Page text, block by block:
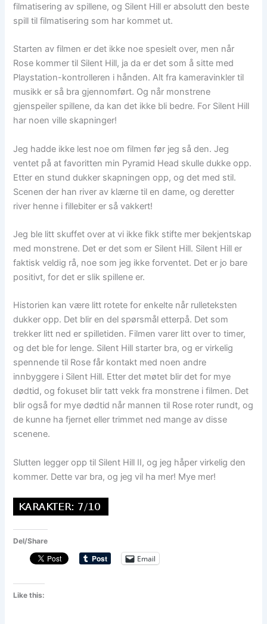
filmatisering av spillene, og Silent Hill er absolutt den beste
spill til filmatisering som har kommet ut.
Starten av filmen er det ikke noe spesielt over, men når
Rose kommer til Silent Hill, ja da er det som å sitte med
Playstation-kontrolleren i hånden. Alt fra kameravinkler til
musikk er så bra gjennomført. Og når monstrene
gjenspeiler spillene, da kan det ikke bli bedre. For Silent Hill
har noen ville skapninger!
Jeg hadde ikke lest noe om filmen før jeg så den. Jeg
ventet på at favoritten min Pyramid Head skulle dukke opp.
Etter en stund dukker skapningen opp, og det med stil.
Scenen der han river av klærne til en dame, og deretter
river henne i fillebiter er så vakkert!
Jeg ble litt skuffet over at vi ikke fikk stifte mer bekjentskap
med monstrene. Det er det som er Silent Hill. Silent Hill er
faktisk veldig rå, noe som jeg ikke forventet. Det er jo bare
positivt, for det er slik spillene er.
Historien kan være litt rotete for enkelte når rulleteksten
dukker opp. Det blir en del spørsmål etterpå. Det som
trekker litt ned er spilletiden. Filmen varer litt over to timer,
og det ble for lenge. Silent Hill starter bra, og er virkelig
spennende til Rose får kontakt med noen andre
innbyggere i Silent Hill. Etter det møtet blir det for mye
dødtid, og fokuset blir tatt vekk fra monstrene i filmen. Det
blir også for mye dødtid når mannen til Rose roter rundt, og
de kunne ha fjernet eller trimmet ned mange av disse
scenene.
Slutten legger opp til Silent Hill II, og jeg håper virkelig den
kommer. Dette var bra, og jeg vil ha mer! Mye mer!
Del/Share
Email
Like this: